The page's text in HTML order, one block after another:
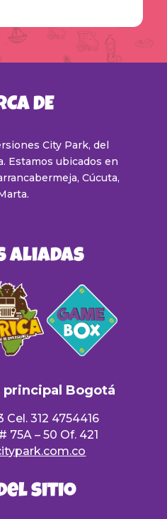
DE
City Park, del
Estamos ubicados en
Cúcuta,
.
Aliadas
principal Bogotá
Cel. 312 4754416
75A – 50 Of. 421
sitio